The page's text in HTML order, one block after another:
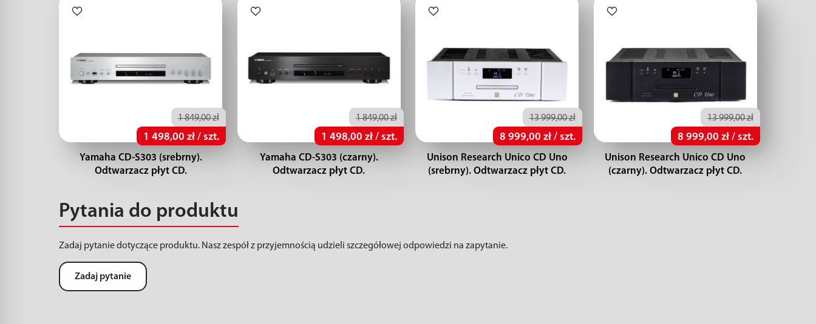
1 849,00 zł
1 498,00 zł / szt.
Yamaha CD-S303 (srebrny).
Odtwarzacz płyt CD.
1 849,00 zł
1 498,00 zł / szt.
Yamaha CD-S303 (czarny).
Odtwarzacz płyt CD.
13 999,00 zł
8 999,00 zł / szt.
Unison Research Unico CD Uno
(srebrny). Odtwarzacz płyt CD.
13 999,00 zł
8 999,00 zł / szt.
Unison Research Unico CD Uno
(czarny). Odtwarzacz płyt CD.
Pytania do produktu
Zadaj pytanie dotyczące produktu. Nasz zespół z przyjemnością udzieli szczegółowej odpowiedzi na zapytanie.
Zadaj pytanie